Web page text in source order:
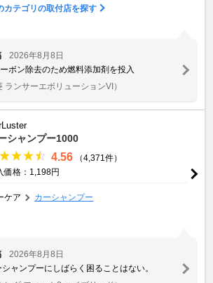
カテゴリの取付店を探す
2026年8月8日
ボン除去のため燃料添加剤を投入
ランサーエボリューションVI）
シャンプー1000
4.56
（4,371件）
価格：1,198円
ケア カーシャンプー
2026年8月8日
ャンプーにしばらく困ることはない。